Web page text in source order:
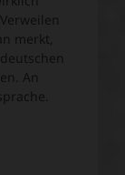
merkt,
An